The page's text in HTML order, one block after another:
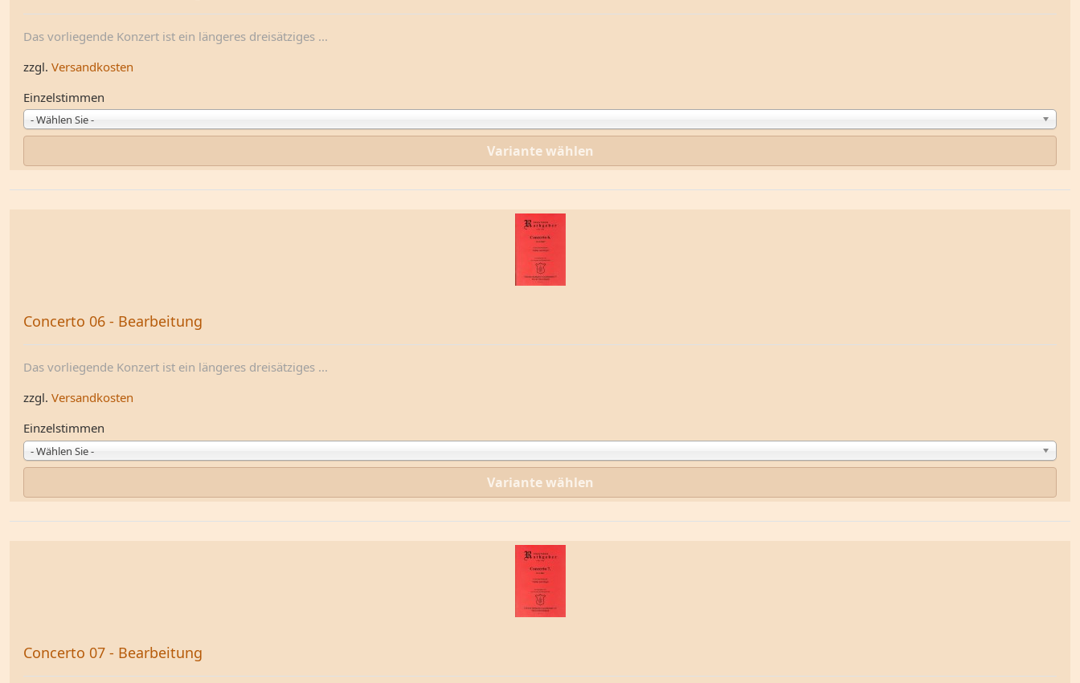
Das vorliegende Konzert ist ein längeres dreisätziges ...
zzgl. Versandkosten
Einzelstimmen
- Wählen Sie -
Variante wählen
Concerto 06 - Bearbeitung
Das vorliegende Konzert ist ein längeres dreisätziges ...
zzgl. Versandkosten
Einzelstimmen
- Wählen Sie -
Variante wählen
Concerto 07 - Bearbeitung